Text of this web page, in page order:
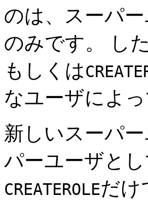
のは、スーパー
のみです。 し
もしくは
なユーザによ
新しいスーパ
パーユーザと
CREATEROLEだけ